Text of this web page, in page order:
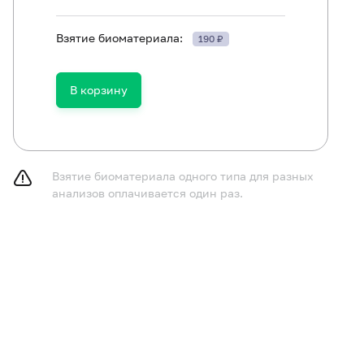
в течение 30 минут до исследования.
Взятие биоматериала: 190 ₽
В корзину
Взятие биоматериала одного типа для разных
анализов оплачивается один раз.